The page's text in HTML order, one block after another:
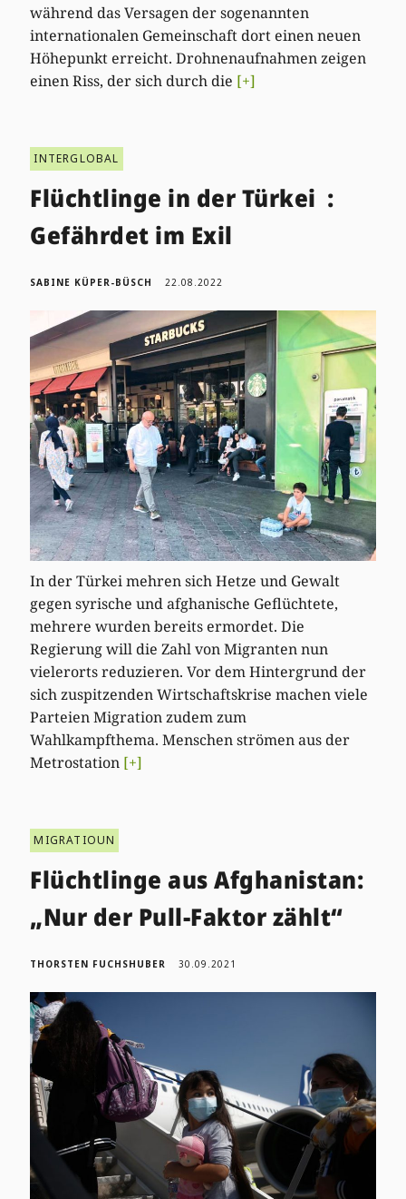
während das Versagen der sogenannten
internationalen Gemeinschaft dort einen neuen
Höhepunkt erreicht. Drohnenaufnahmen zeigen
einen Riss, der sich durch die [+]
INTERGLOBAL
Flüchtlinge in der Türkei :
Gefährdet im Exil
SABINE KÜPER-BÜSCH 22.08.2022
In der Türkei mehren sich Hetze und Gewalt
gegen syrische und afghanische Geflüchtete,
mehrere wurden bereits ermordet. Die
Regierung will die Zahl von Migranten nun
vielerorts reduzieren. Vor dem Hintergrund der
sich zuspitzenden Wirtschaftskrise machen viele
Parteien Migration zudem zum
Wahlkampfthema. Menschen strömen aus der
Metrostation [+]
MIGRATIOUN
Flüchtlinge aus Afghanistan:
„Nur der Pull-Faktor zählt“
THORSTEN FUCHSHUBER 30.09.2021